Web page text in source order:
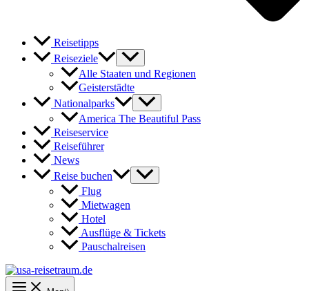
Reisetipps
Reiseziele
Alle Staaten und Regionen
Geisterstädte
Nationalparks
America The Beautiful Pass
Reiseservice
Reiseführer
News
Reise buchen
Flug
Mietwagen
Hotel
Ausflüge & Tickets
Pauschalreisen